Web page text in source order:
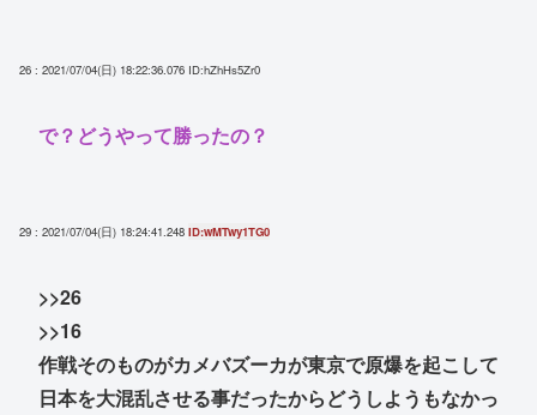
26 : 2021/07/04(日) 18:22:36.076 ID:hZhHs5Zr0
で？どうやって勝ったの？
29 : 2021/07/04(日) 18:24:41.248 ID:wMTwy1TG0
>>26
>>16
作戦そのものがカメバズーカが東京で原爆を起こして
日本を大混乱させる事だったからどうしようもなかっ